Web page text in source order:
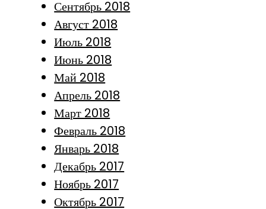
Сентябрь 2018
Август 2018
Июль 2018
Июнь 2018
Май 2018
Апрель 2018
Март 2018
Февраль 2018
Январь 2018
Декабрь 2017
Ноябрь 2017
Октябрь 2017